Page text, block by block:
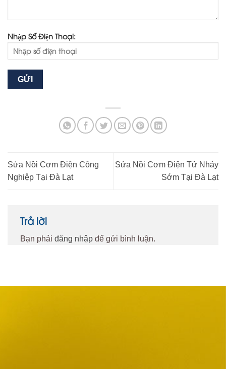
Nhập Số Điện Thoại:
Sửa Nồi Cơm Điện Công
Nghiệp Tại Đà Lạt
Sửa Nồi Cơm Điện Tử Nhảy
Sớm Tại Đà Lạt
Trả lời
Bạn phải đăng nhập để gửi bình luận.